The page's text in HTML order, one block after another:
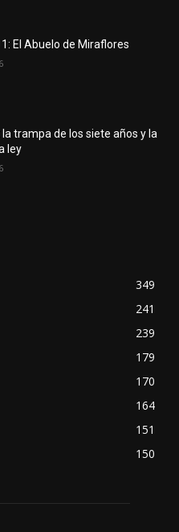
1: El Abuelo de Miraflores
la trampa de los siete años y la
ley
349
241
239
179
170
164
151
150